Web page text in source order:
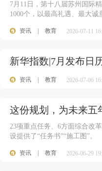
7月11日，第十八届苏州国际
1000个，以最高礼遇、最大
资讯 教育 2026-07-11
新华指数|7月发布日
资讯 教育 2026-07-06
这份规划，为未来五
23项重点任务、6方面综合改
设提供了“任务书”“施工图”。
资讯 教育 2026-06-29